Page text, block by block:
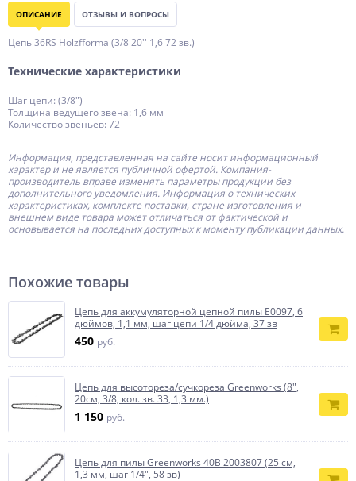
ОПИСАНИЕ ОТЗЫВЫ И ВОПРОСЫ
Цепь 36RS Holzfforma (3/8 20'' 1,6 72 зв.)
Технические характеристики
Шаг цепи: (3/8")
Толщина ведущего звена: 1,6 мм
Количество звеньев: 72
Информация, представленная на сайте носит информационный
характер и не является публичной офертой. Компания-
производитель вправе изменять параметры продукции без
дополнительного уведомления. Информация о технических
характеристиках, комплекте поставки, стране изготовления и
внешнем виде товара может отличаться от фактической и
основывается на последних доступных к моменту публикации данных.
Похожие товары
Цепь для аккумуляторной цепной пилы E0097, 6
дюймов, 1,1 мм, шаг цепи 1/4 дюйма, 37 зв
450 руб.
Цепь для высотореза/сучкореза Greenworks (8",
20см, 3/8, кол. зв. 33, 1,3 мм.)
1 150 руб.
Цепь для пилы Greenworks 40В 2003807 (25 см,
1,3 мм, шаг 1/4", 58 зв)